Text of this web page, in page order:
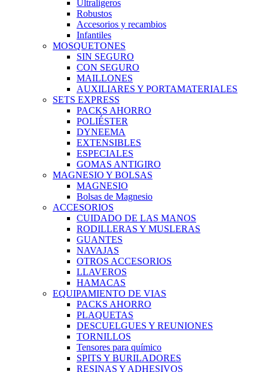
Ultraligeros
Robustos
Accesorios y recambios
Infantiles
MOSQUETONES
SIN SEGURO
CON SEGURO
MAILLONES
AUXILIARES Y PORTAMATERIALES
SETS EXPRESS
PACKS AHORRO
POLIÉSTER
DYNEEMA
EXTENSIBLES
ESPECIALES
GOMAS ANTIGIRO
MAGNESIO Y BOLSAS
MAGNESIO
Bolsas de Magnesio
ACCESORIOS
CUIDADO DE LAS MANOS
RODILLERAS Y MUSLERAS
GUANTES
NAVAJAS
OTROS ACCESORIOS
LLAVEROS
HAMACAS
EQUIPAMIENTO DE VIAS
PACKS AHORRO
PLAQUETAS
DESCUELGUES Y REUNIONES
TORNILLOS
Tensores para químico
SPITS Y BURILADORES
RESINAS Y ADHESIVOS